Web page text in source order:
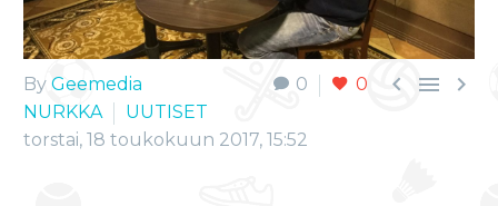
0 0   
By Geemedia
NURKKA
UUTISET
torstai, 18 toukokuun 2017, 15:52